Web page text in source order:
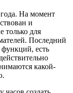
года. На момент
и
только для
Последний
функций, есть
какой-